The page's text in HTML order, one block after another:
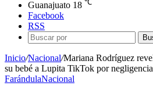
Guanajuato 18 ℃
Facebook
RSS
Inicio/Nacional/Mariana Rodríguez
su bebé a Lupita TikTok por negligencia
FarándulaNacional